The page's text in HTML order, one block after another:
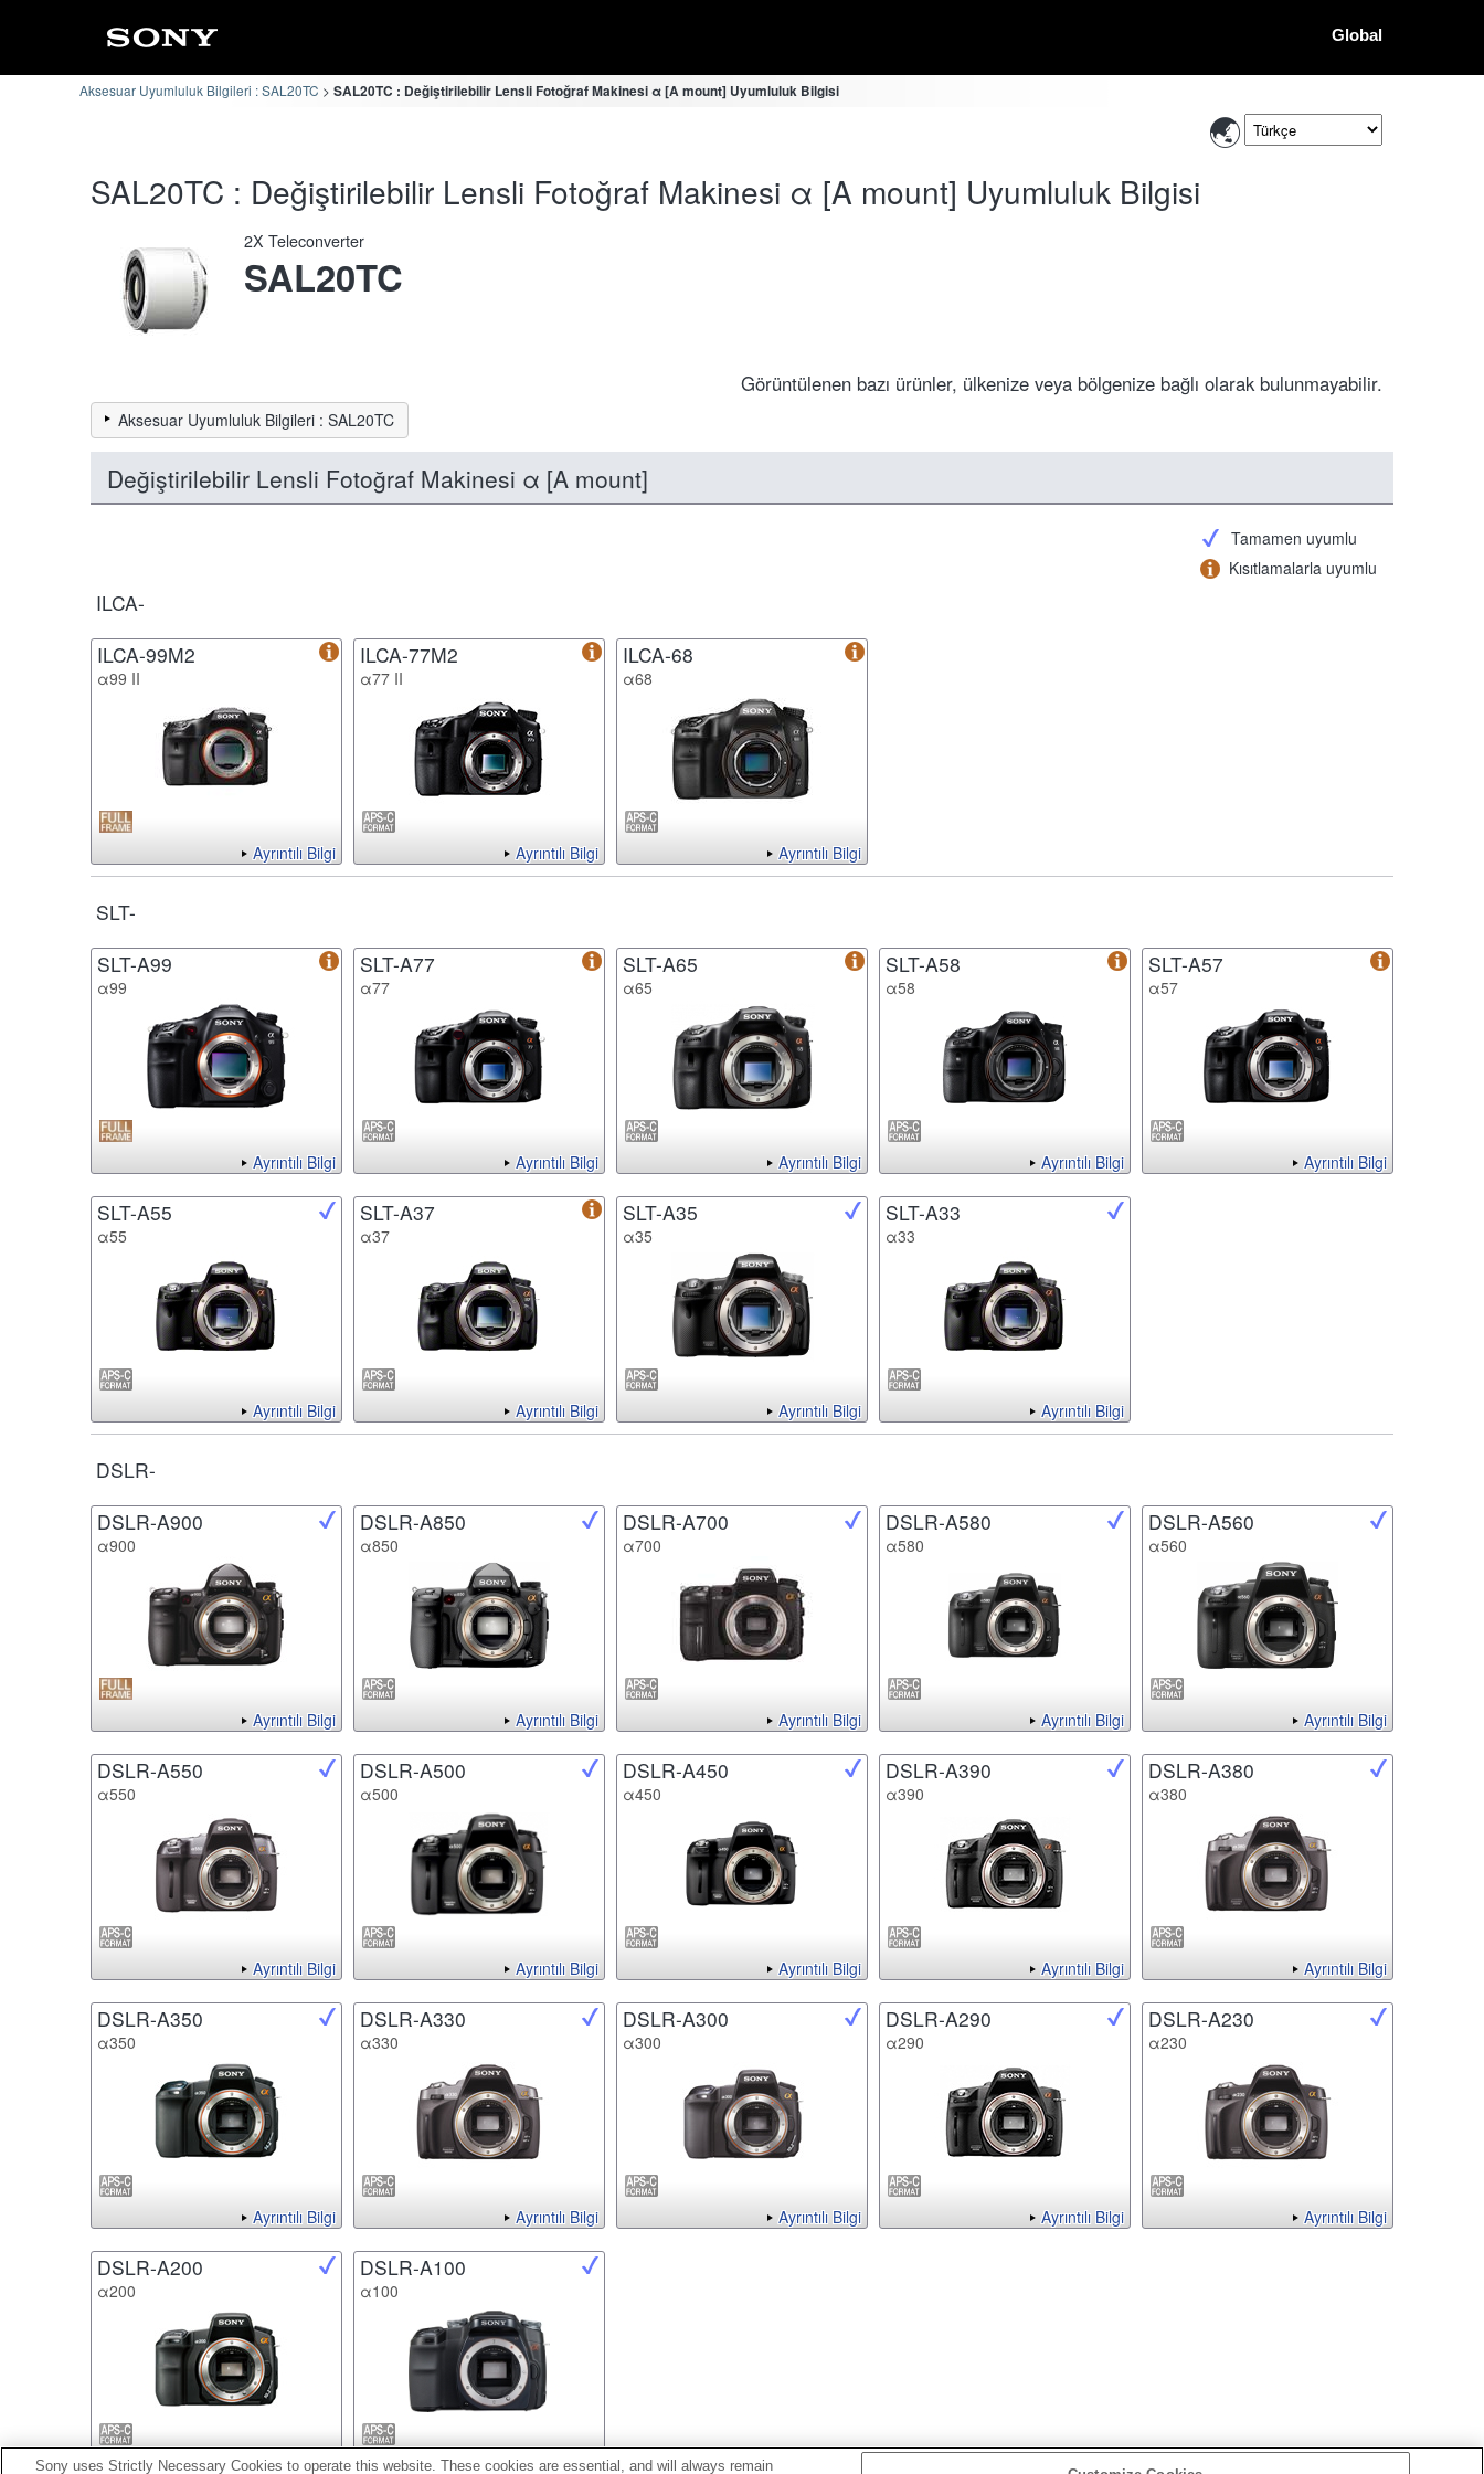
Global
Aksesuar Uyumluluk Bilgileri : SAL20TC SAL20TC : Değiştirilebilir Lensli Fotoğraf Makinesi α [A mount] Uyumluluk Bilgisi
SAL20TC : Değiştirilebilir Lensli Fotoğraf Makinesi α [A mount] Uyumluluk Bilgisi
2X Teleconverter
SAL20TC
Görüntülenen bazı ürünler, ülkenize veya bölgenize bağlı olarak bulunmayabilir.
Aksesuar Uyumluluk Bilgileri : SAL20TC
Değiştirilebilir Lensli Fotoğraf Makinesi α [A mount]
Tamamen uyumlu
Kısıtlamalarla uyumlu
ILCA-
ILCA-99M2
α99 II
Ayrıntılı Bilgi
ILCA-77M2
α77 II
Ayrıntılı Bilgi
ILCA-68
α68
Ayrıntılı Bilgi
SLT-
SLT-A99
α99
Ayrıntılı Bilgi
SLT-A77
α77
Ayrıntılı Bilgi
SLT-A65
α65
Ayrıntılı Bilgi
SLT-A58
α58
Ayrıntılı Bilgi
SLT-A57
α57
Ayrıntılı Bilgi
SLT-A55
α55
Ayrıntılı Bilgi
SLT-A37
α37
Ayrıntılı Bilgi
SLT-A35
α35
Ayrıntılı Bilgi
SLT-A33
α33
Ayrıntılı Bilgi
DSLR-
DSLR-A900
α900
Ayrıntılı Bilgi
DSLR-A850
α850
Ayrıntılı Bilgi
DSLR-A700
α700
Ayrıntılı Bilgi
DSLR-A580
α580
Ayrıntılı Bilgi
DSLR-A560
α560
Ayrıntılı Bilgi
DSLR-A550
α550
Ayrıntılı Bilgi
DSLR-A500
α500
Ayrıntılı Bilgi
DSLR-A450
α450
Ayrıntılı Bilgi
DSLR-A390
α390
Ayrıntılı Bilgi
DSLR-A380
α380
Ayrıntılı Bilgi
DSLR-A350
α350
Ayrıntılı Bilgi
DSLR-A330
α330
Ayrıntılı Bilgi
DSLR-A300
α300
Ayrıntılı Bilgi
DSLR-A290
α290
Ayrıntılı Bilgi
DSLR-A230
α230
Ayrıntılı Bilgi
DSLR-A200
α200
Ayrıntılı Bilgi
DSLR-A100
α100
Ayrıntılı Bilgi
Sony uses Strictly Necessary Cookies to operate this website. These cookies are essential, and will always remain